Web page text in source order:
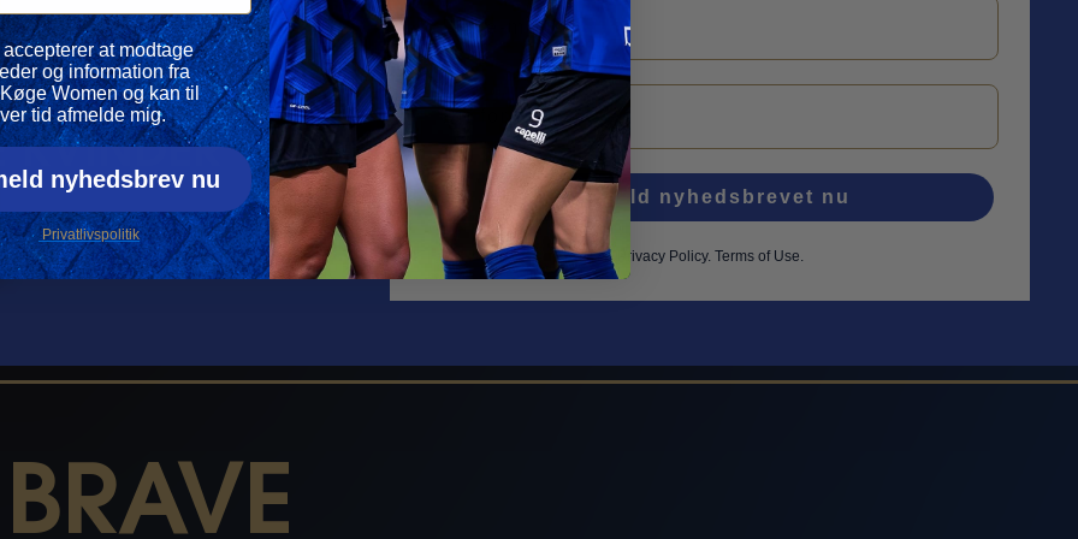
MED
KVINDER
Navn
Tilmeld nyhedsbrevet nu
Privacy Policy. Terms of Use.
at modtage
og information fra
Women og kan til
tid afmelde mig.
nyhedsbrev nu
Privatlivspolitik